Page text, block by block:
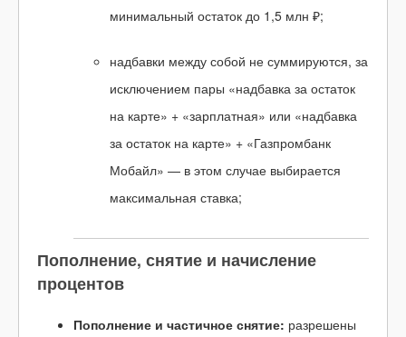
минимальный остаток до 1,5 млн ₽;
надбавки между собой не суммируются, за
исключением пары «надбавка за остаток
на карте» + «зарплатная» или «надбавка
за остаток на карте» + «Газпромбанк
Мобайл» — в этом случае выбирается
максимальная ставка;
Пополнение, снятие и начисление
процентов
Пополнение и частичное снятие: разрешены